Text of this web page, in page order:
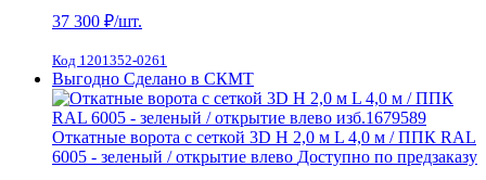
37 300 ₽/шт.
Код 1201352-0261
Выгодно Сделано в СКМТ
Откатные ворота с сеткой 3D H 2,0 м L 4,0 м / ППК RAL
6005 - зеленый / открытие влево Доступно по предзаказу